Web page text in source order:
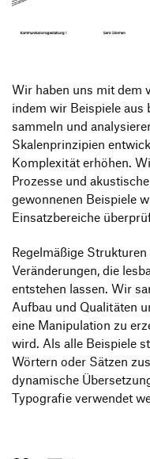
Produktgestaltung B.A.
Strategische Gestaltung
Wir haben uns mit dem
indem wir Beispiele aus
sammeln und
Skalenprinzipien
Komplexität erhöhen.
Prozesse und
gewonnenen Beispiele
Einsatzbereiche
Regelmäßige
Veränderungen, die
entstehen lassen. Wir
Aufbau und Qualitäten
eine Manipulation zu
wird. Als alle Beispiele
Wörtern oder Sätzen
dynamische
Typografie verwendet